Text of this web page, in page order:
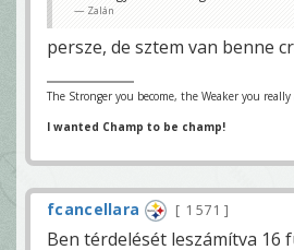
Zalán
persze, de sztem van benne
The Stronger you become, the Weaker you really
I wanted Champ to be champ!
fcancellara 1 571
Ben térdelését leszámítva 16